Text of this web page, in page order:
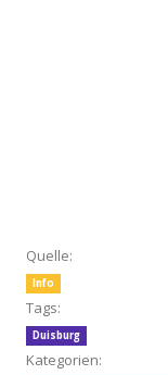
Quelle:
Info
Tags:
Duisburg
Kategorien: